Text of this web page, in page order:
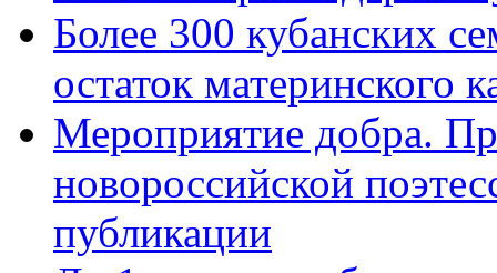
Более 300 кубанских
остаток материнского
Мероприятие добра.
новороссийской
публикации